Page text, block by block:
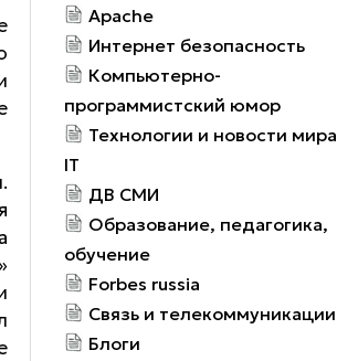
Apache
Интернет безопасность
Компьютерно-
программистский юмор
Технологии и новости мира
IT
ДВ СМИ
Образование, педагогика,
обучение
Forbes russia
Связь и телекоммуникации
Блоги